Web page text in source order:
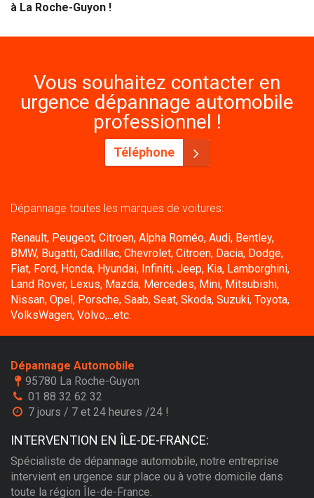
à La Roche-Guyon !
Vous souhaitez contacter en
urgence dépannage automobile
professionnel !
Téléphone
Dépannage toutes les marques de voitures:
Renault, Peugeot, Citroen, Alpha Roméo, Audi, Bentley,
BMW, Bugatti, Cadillac, Chevrolet, Citroen, Dacia, Dodge,
Fiat, Ford, Honda, Hyundai, Infiniti, Jeep, Kia, Lamborghini,
Land Rover, Lexus, Mazda, Mercedes, Mini, Mitsubishi,
Nissan, Opel, Porsche, Saab, Seat, Skoda, Suzuki, Toyota,
VolksWagen, Volvo,...etc.
Dépannage Automobile
95780 La Roche-Guyon
01 88 32 62 32
7 jours / 7 et 24 heures /24 !
INTERVENTION EN ÎLE-DE-FRANCE:
Spécialiste de dépannage automobile, notre entreprise
intervient en urgence sur place ou à votre domicile dans
toute la région Île-de-France.